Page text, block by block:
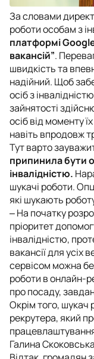
За словами
роботи особам з
платформі
вакансій”.
швидкість та
надійний. Щоб
осіб з
зайнятості
осіб від моменту
навіть впродовж
Тут варто
припинила бути
інвалідністю.
шукачі роботи.
які шукають
‒ На початку
пріоритет
інвалідністю,
вакансії для усіх
сервісом можна
роботи в онлайн-
про посаду,
Окрім того, шукач
рекрутера, який
Галина